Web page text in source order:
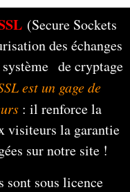
(Secure Sockets
des échanges
système de cryptage
est un gage de
: il renforce la
visiteurs la garantie
sur notre site !
sont sous licence